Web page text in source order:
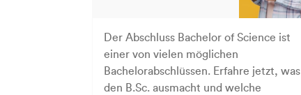
Der Abschluss Bachelor of Science ist
einer von vielen möglichen
Bachelorabschlüssen. Erfahre jetzt, was
den B.Sc. ausmacht und welche